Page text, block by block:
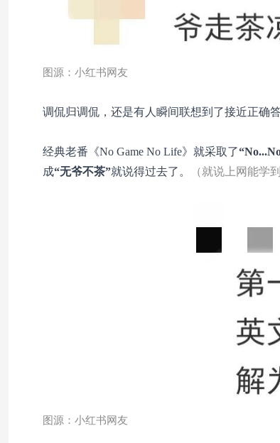
图源：小红书网友
调侃归调侃，还是有人瞬间联想到了接近正确答
经典老番《No Game No Life》就采取了
成“无爷不茶”就说得过去了。 （就说上网能学
图源：小红书网友